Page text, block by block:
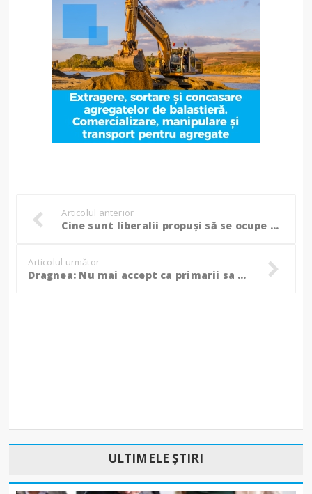
Articolul anterior
Cine sunt liberalii propuşi să se ocupe de organizarea alegerilor interne din partid!
Articolul următor
Dragnea: Nu mai accept ca primarii sa fie considerati prezumtivi infractori
ULTIMELE ȘTIRI